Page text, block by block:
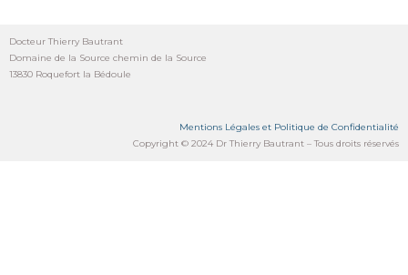
Docteur Thierry Bautrant
Domaine de la Source chemin de la Source
13830 Roquefort la Bédoule
Mentions Légales et Politique de Confidentialité
Copyright © 2024 Dr Thierry Bautrant – Tous droits réservés